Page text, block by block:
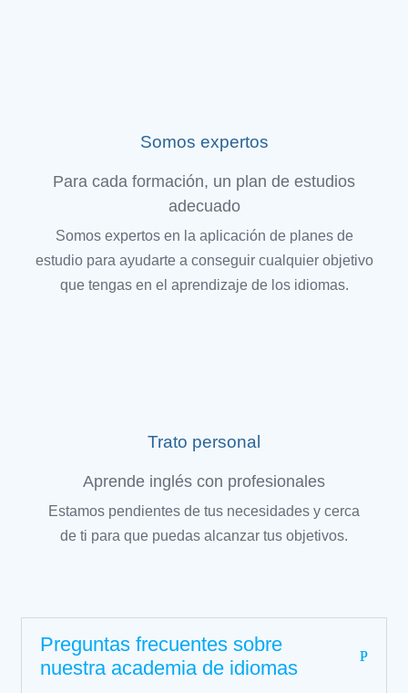
Somos expertos
Para cada formación, un plan de estudios
adecuado
Somos expertos en la aplicación de planes de
estudio para ayudarte a conseguir cualquier objetivo
que tengas en el aprendizaje de los idiomas.
Trato personal
Aprende inglés con profesionales
Estamos pendientes de tus necesidades y cerca
de ti para que puedas alcanzar tus objetivos.
Preguntas frecuentes sobre
nuestra academia de idiomas